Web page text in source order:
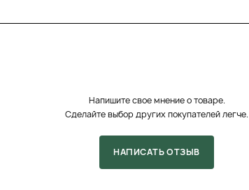
и наружу. Это
течение 3-4 недель,
Напишите свое мнение о товаре.
Сделайте выбор других покупателей легче.
НАПИСАТЬ ОТЗЫВ